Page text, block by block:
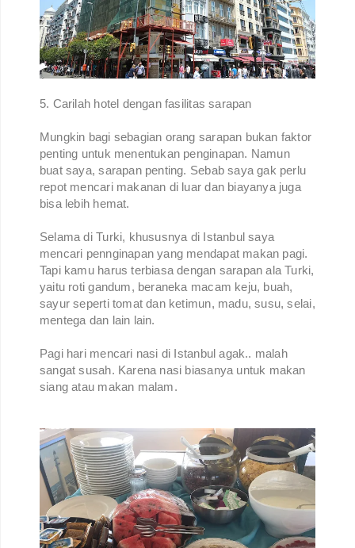
5. Carilah hotel dengan fasilitas sarapan
Mungkin bagi sebagian orang sarapan bukan faktor
penting untuk menentukan penginapan. Namun
buat saya, sarapan penting. Sebab saya gak perlu
repot mencari makanan di luar dan biayanya juga
bisa lebih hemat.
Selama di Turki, khususnya di Istanbul saya
mencari pennginapan yang mendapat makan pagi.
Tapi kamu harus terbiasa dengan sarapan ala Turki,
yaitu roti gandum, beraneka macam keju, buah,
sayur seperti tomat dan ketimun, madu, susu, selai,
mentega dan lain lain.
Pagi hari mencari nasi di Istanbul agak.. malah
sangat susah. Karena nasi biasanya untuk makan
siang atau makan malam.